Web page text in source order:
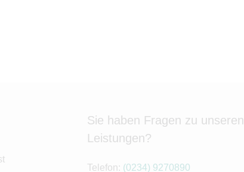
Sie haben Fragen zu unseren
Leistungen?
Telefon: (0234) 9270890